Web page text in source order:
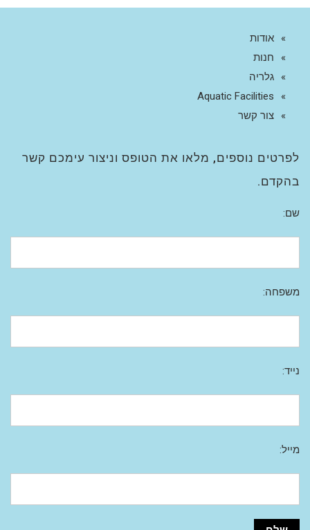
אודות
חנות
גלריה
Aquatic Facilities
צור קשר
לפרטים נוספים, מלאו את הטופס וניצור עימכם קשר
בהקדם.
שם:
משפחה:
נייד:
מייל: